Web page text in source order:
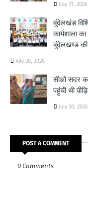
July 31, 2026
बुंदेलखंड
कार्यशाला
बुंदेलखण्ड
July 30, 2026
सीओ सदर
पहुंची थी
July 30, 2026
POST A COMMENT
0 Comments